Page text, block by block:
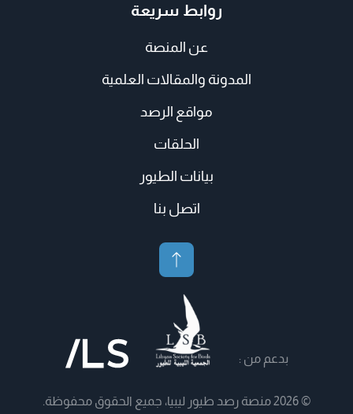
روابط سريعة
عن المنصة
المدونة والمقالات العلمية
مواقع الرصد
الحلقات
بيانات الطيور
اتصل بنا
بدعم من :
© 2026 منصة رصد طيور ليبيا، جميع الحقوق محفوظة.